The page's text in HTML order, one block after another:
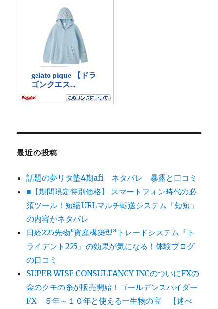
最近の投稿
話題の夢リタ塾4期afi ネタバレ 暴露と口コミ
■【期間限定特別価格】 スマートフォン時代の必
須ツール！短縮URLマルチ転送システム「短短」
の内容がネタバレ
日経225先物”資産構築型”トレードシステム『ト
ライデント225』の効果が気になる！体験ブログ
の口コミ
SUPER WISE CONSULTANCY INCのついにFXの
金のクモの糸が販売開始！ゴールデンスパイダー
FX ５年～１０年と使える一生物の宝 【述べ